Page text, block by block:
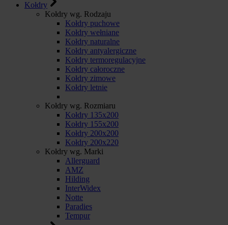
Kołdry
Kołdry wg. Rodzaju
Kołdry puchowe
Kołdry wełniane
Kołdry naturalne
Kołdry antyalergiczne
Kołdry termoregulacyjne
Kołdry całoroczne
Kołdry zimowe
Kołdry letnie
Kołdry wg. Rozmiaru
Kołdry 135x200
Kołdry 155x200
Kołdry 200x200
Kołdry 200x220
Kołdry wg. Marki
Allerguard
AMZ
Hilding
InterWidex
Notte
Paradies
Tempur